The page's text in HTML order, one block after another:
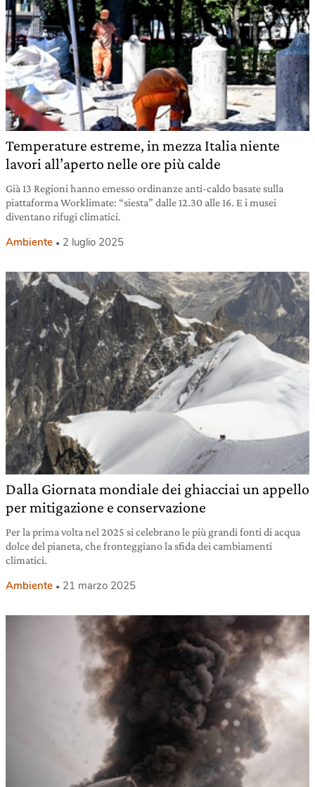
Temperature estreme, in mezza Italia niente
lavori all’aperto nelle ore più calde
Già 13 Regioni hanno emesso ordinanze anti-caldo basate sulla
piattaforma Worklimate: “siesta” dalle 12.30 alle 16. E i musei
diventano rifugi climatici.
Ambiente 2 luglio 2025
Dalla Giornata mondiale dei ghiacciai un appello
per mitigazione e conservazione
Per la prima volta nel 2025 si celebrano le più grandi fonti di acqua
dolce del pianeta, che fronteggiano la sfida dei cambiamenti
climatici.
Ambiente 21 marzo 2025